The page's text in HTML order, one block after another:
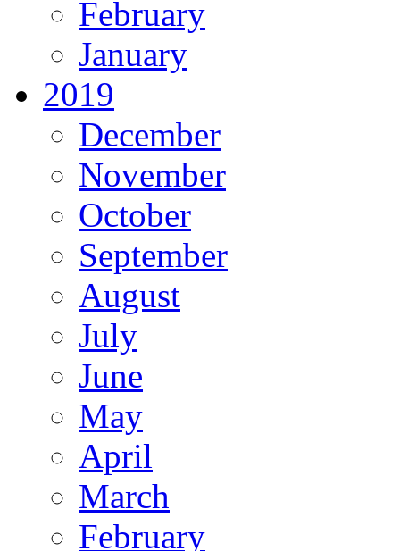
February
January
2019
December
November
October
September
August
July
June
May
April
March
February